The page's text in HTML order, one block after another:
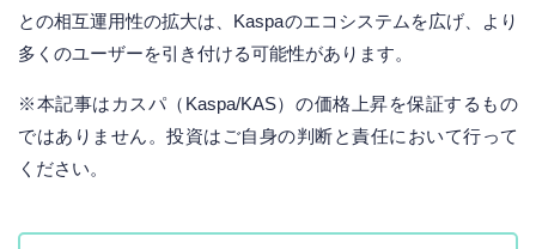
との相互運用性の拡大は、Kaspaのエコシステムを広げ、より
多くのユーザーを引き付ける可能性があります。
※本記事はカスパ（Kaspa/KAS）の価格上昇を保証するもの
ではありません。投資はご自身の判断と責任において行って
ください。